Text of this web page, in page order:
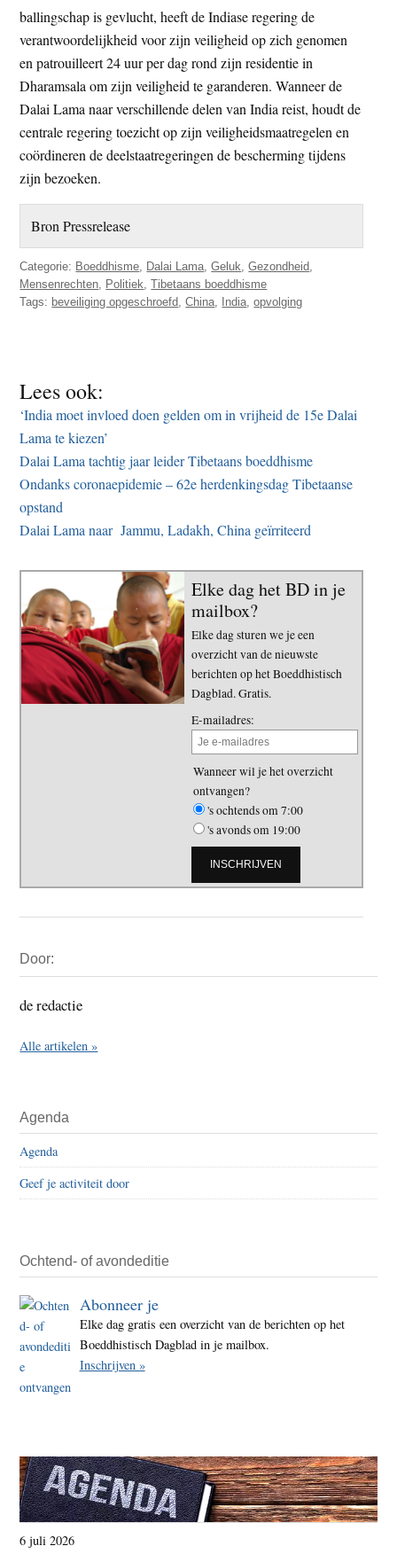
ballingschap is gevlucht, heeft de Indiase regering de
verantwoordelijkheid voor zijn veiligheid op zich genomen
en patrouilleert 24 uur per dag rond zijn residentie in
Dharamsala om zijn veiligheid te garanderen. Wanneer de
Dalai Lama naar verschillende delen van India reist, houdt de
centrale regering toezicht op zijn veiligheidsmaatregelen en
coördineren de deelstaatregeringen de bescherming tijdens
zijn bezoeken.
Bron Pressrelease
Categorie: Boeddhisme, Dalai Lama,Geluk,Gezondheid,
Mensenrechten, Politiek,Tibetaans boeddhisme
Tags: beveiliging opgeschroefd,China, India,opvolging
Lees ook:
‘India moet invloed doen gelden om in vrijheid de 15e Dalai
Lama te kiezen’
Dalai Lama tachtig jaar leider Tibetaans boeddhisme
Ondanks coronaepidemie – 62e herdenkingsdag Tibetaanse
opstand
Dalai Lama naar Jammu, Ladakh, China geïrriteerd
Elke dag het BD in je
mailbox?
Elke dag sturen we je een
overzicht van de nieuwste
berichten op het Boeddhistisch
Dagblad. Gratis.
E-mailadres:
Wanneer wil je het overzicht
ontvangen?
's ochtends om 7:00
's avonds om 19:00
Sidebar
Door:
de redactie
Alle artikelen »
Agenda
Agenda
Geef je activiteit door
Ochtend- of avondeditie
Abonneer je
Elke dag gratis een overzicht van de berichten op het
Boeddhistisch Dagblad in je mailbox.
Inschrijven »
6 juli 2026